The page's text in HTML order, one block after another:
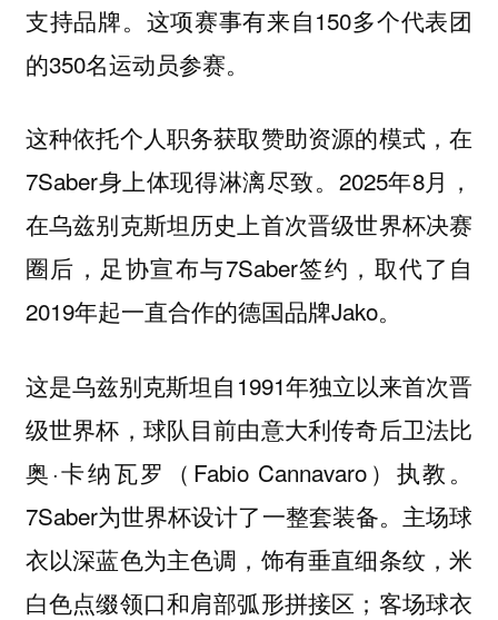
支持品牌。这项赛事有来自150多个代表团
的350名运动员参赛。
这种依托个人职务获取赞助资源的模式，在
7Saber身上体现得淋漓尽致。2025年8月，
在乌兹别克斯坦历史上首次晋级世界杯决赛
圈后，足协宣布与7Saber签约，取代了自
2019年起一直合作的德国品牌Jako。
这是乌兹别克斯坦自1991年独立以来首次晋
级世界杯，球队目前由意大利传奇后卫法比
奥·卡纳瓦罗（Fabio Cannavaro）执教。
7Saber为世界杯设计了一整套装备。主场球
衣以深蓝色为主色调，饰有垂直细条纹，米
白色点缀领口和肩部弧形拼接区；客场球衣